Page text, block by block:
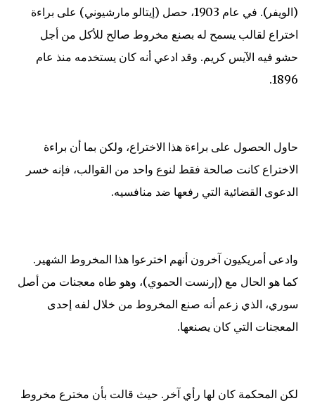
(الويفر). في عام 1903، حصل (إيتالو مارشيوني) على براءة
اختراع لقالب يسمح له بصنع مخروط صالح للأكل من أجل
حشو فيه الآيس كريم. وقد ادعي أنه كان يستخدمه منذ عام
1896.
حاول الحصول على براءة هذا الاختراع، ولكن بما أن براءة
الاختراع كانت صالحة فقط لنوع واحد من القوالب، فإنه خسر
الدعوى القضائية التي رفعها ضد منافسيه.
وادعى أمريكيون آخرون أنهم اخترعوا هذا المخروط الشهير.
كما هو الحال مع (إرنست الحموي)، وهو طاه معجنات من أصل
سوري، الذي زعم أنه صنع المخروط من خلال لفه إحدى
المعجنات التي كان يصنعها.
لكن المحكمة كان لها رأي آخر. حيث قالت بأن مخترع مخروط